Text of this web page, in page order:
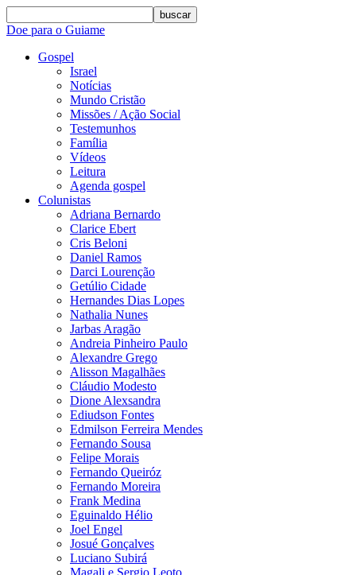
buscar
Doe para o Guiame
Gospel
Israel
Notícias
Mundo Cristão
Missões / Ação Social
Testemunhos
Família
Vídeos
Leitura
Agenda gospel
Colunistas
Adriana Bernardo
Clarice Ebert
Cris Beloni
Daniel Ramos
Darci Lourenção
Getúlio Cidade
Hernandes Dias Lopes
Nathalia Nunes
Jarbas Aragão
Andreia Pinheiro Paulo
Alexandre Grego
Alisson Magalhães
Cláudio Modesto
Dione Alexsandra
Ediudson Fontes
Edmilson Ferreira Mendes
Fernando Sousa
Felipe Morais
Fernando Queiróz
Fernando Moreira
Frank Medina
Eguinaldo Hélio
Joel Engel
Josué Gonçalves
Luciano Subirá
Magali e Sergio Leoto